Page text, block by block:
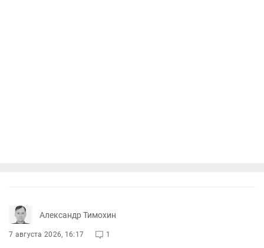
Александр Тимохин
7 августа 2026, 16:17 1